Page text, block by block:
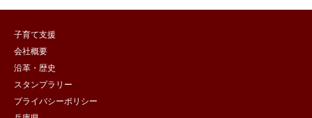
子育て支援
会社概要
沿革・歴史
スタンプラリー
プライバシーポリシー